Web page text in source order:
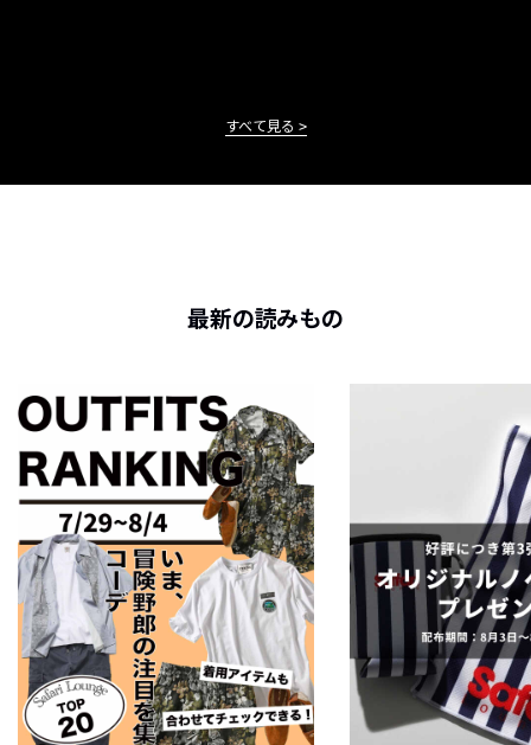
すべて見る
最新の読みもの